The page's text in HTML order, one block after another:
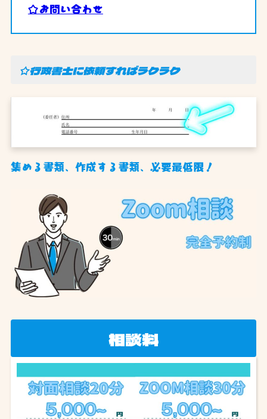
☆お問い合わせ
☆行政書士に依頼すればラクラク
集める書類、作成する書類、必要最低限！
相談料